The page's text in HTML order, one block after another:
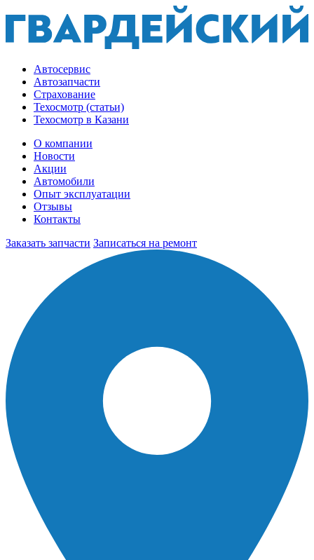
Автосервис
Автозапчасти
Страхование
Техосмотр (статьи)
Техосмотр в Казани
О компании
Новости
Акции
Автомобили
Опыт эксплуатации
Отзывы
Контакты
Заказать запчасти Записаться на ремонт